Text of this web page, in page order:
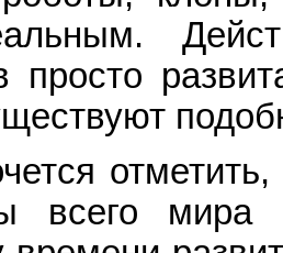
просто
всего